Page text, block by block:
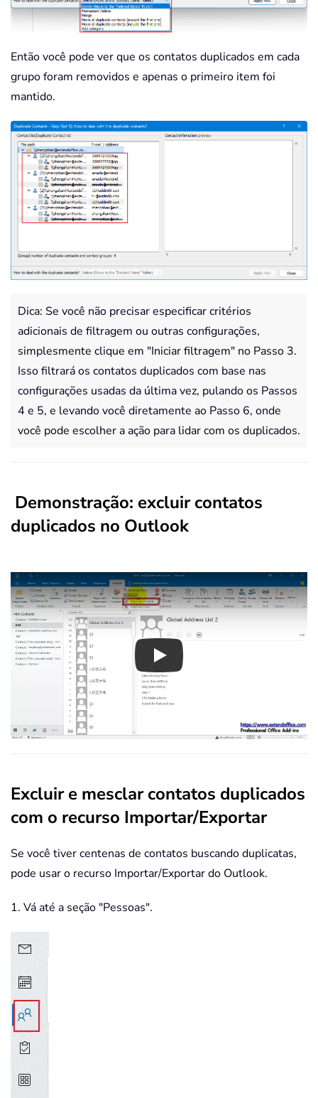
Então você pode ver que os contatos duplicados em cada
grupo foram removidos e apenas o primeiro item foi
mantido.
Dica: Se você não precisar especificar critérios
adicionais de filtragem ou outras configurações,
simplesmente clique em "Iniciar filtragem" no Passo 3.
Isso filtrará os contatos duplicados com base nas
configurações usadas da última vez, pulando os Passos
4 e 5, e levando você diretamente ao Passo 6, onde
você pode escolher a ação para lidar com os duplicados.
Demonstração: excluir contatos
duplicados no Outlook
Play
Excluir e mesclar contatos duplicados
com o recurso Importar/Exportar
Se você tiver centenas de contatos buscando duplicatas,
pode usar o recurso Importar/Exportar do Outlook.
1. Vá até a seção "Pessoas".